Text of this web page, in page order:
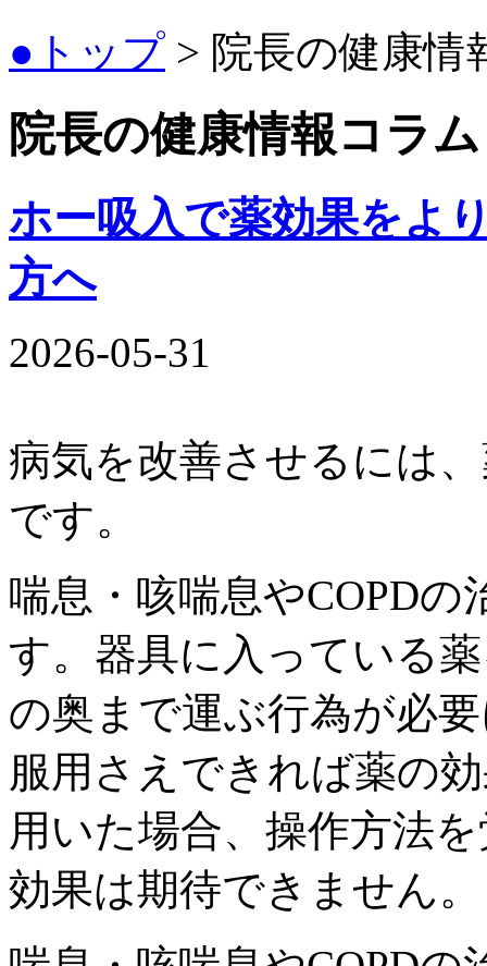
●トップ > 院長の健康情
院長の健康情報コラム
ホー吸入で薬効果をよ
方へ
2026-05-31
病気を改善させるには
です。
喘息・咳喘息やCOPD
す。器具に入っている
の奥まで運ぶ行為が必
服用さえできれば薬の
用いた場合、操作方法
効果は期待できません。